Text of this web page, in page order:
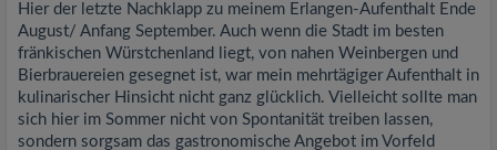
Hier der letzte Nachklapp zu meinem Erlangen-Aufenthalt Ende
August/ Anfang September. Auch wenn die Stadt im besten
fränkischen Würstchenland liegt, von nahen Weinbergen und
Bierbrauereien gesegnet ist, war mein mehrtägiger Aufenthalt in
kulinarischer Hinsicht nicht ganz glücklich. Vielleicht sollte man
sich hier im Sommer nicht von Spontanität treiben lassen,
sondern sorgsam das gastronomische Angebot im Vorfeld